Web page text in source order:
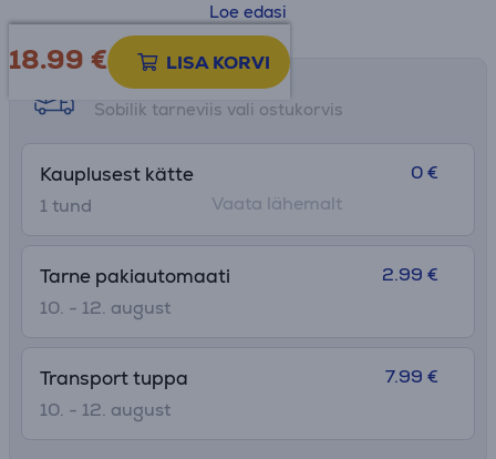
• Kolm ühes Snapclean® kaanega
• Sobib nõudepesumasinas pesemiseks
• Kõrgus: 20,5 cm
Loe edasi
18.99 € LISA KORVI
Tarne võimalused
Sobilik tarneviis vali ostukorvis
Kauplusest kätte
1 tund
0 €
Vaata lähemalt
Tarne pakiautomaati
10. - 12. august
2.99 €
Transport tuppa
10. - 12. august
7.99 €